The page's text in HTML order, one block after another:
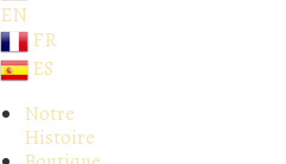
EN
FR
ES
Notre
Histoire